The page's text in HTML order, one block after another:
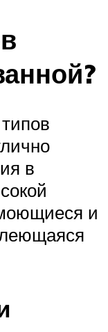
в
и